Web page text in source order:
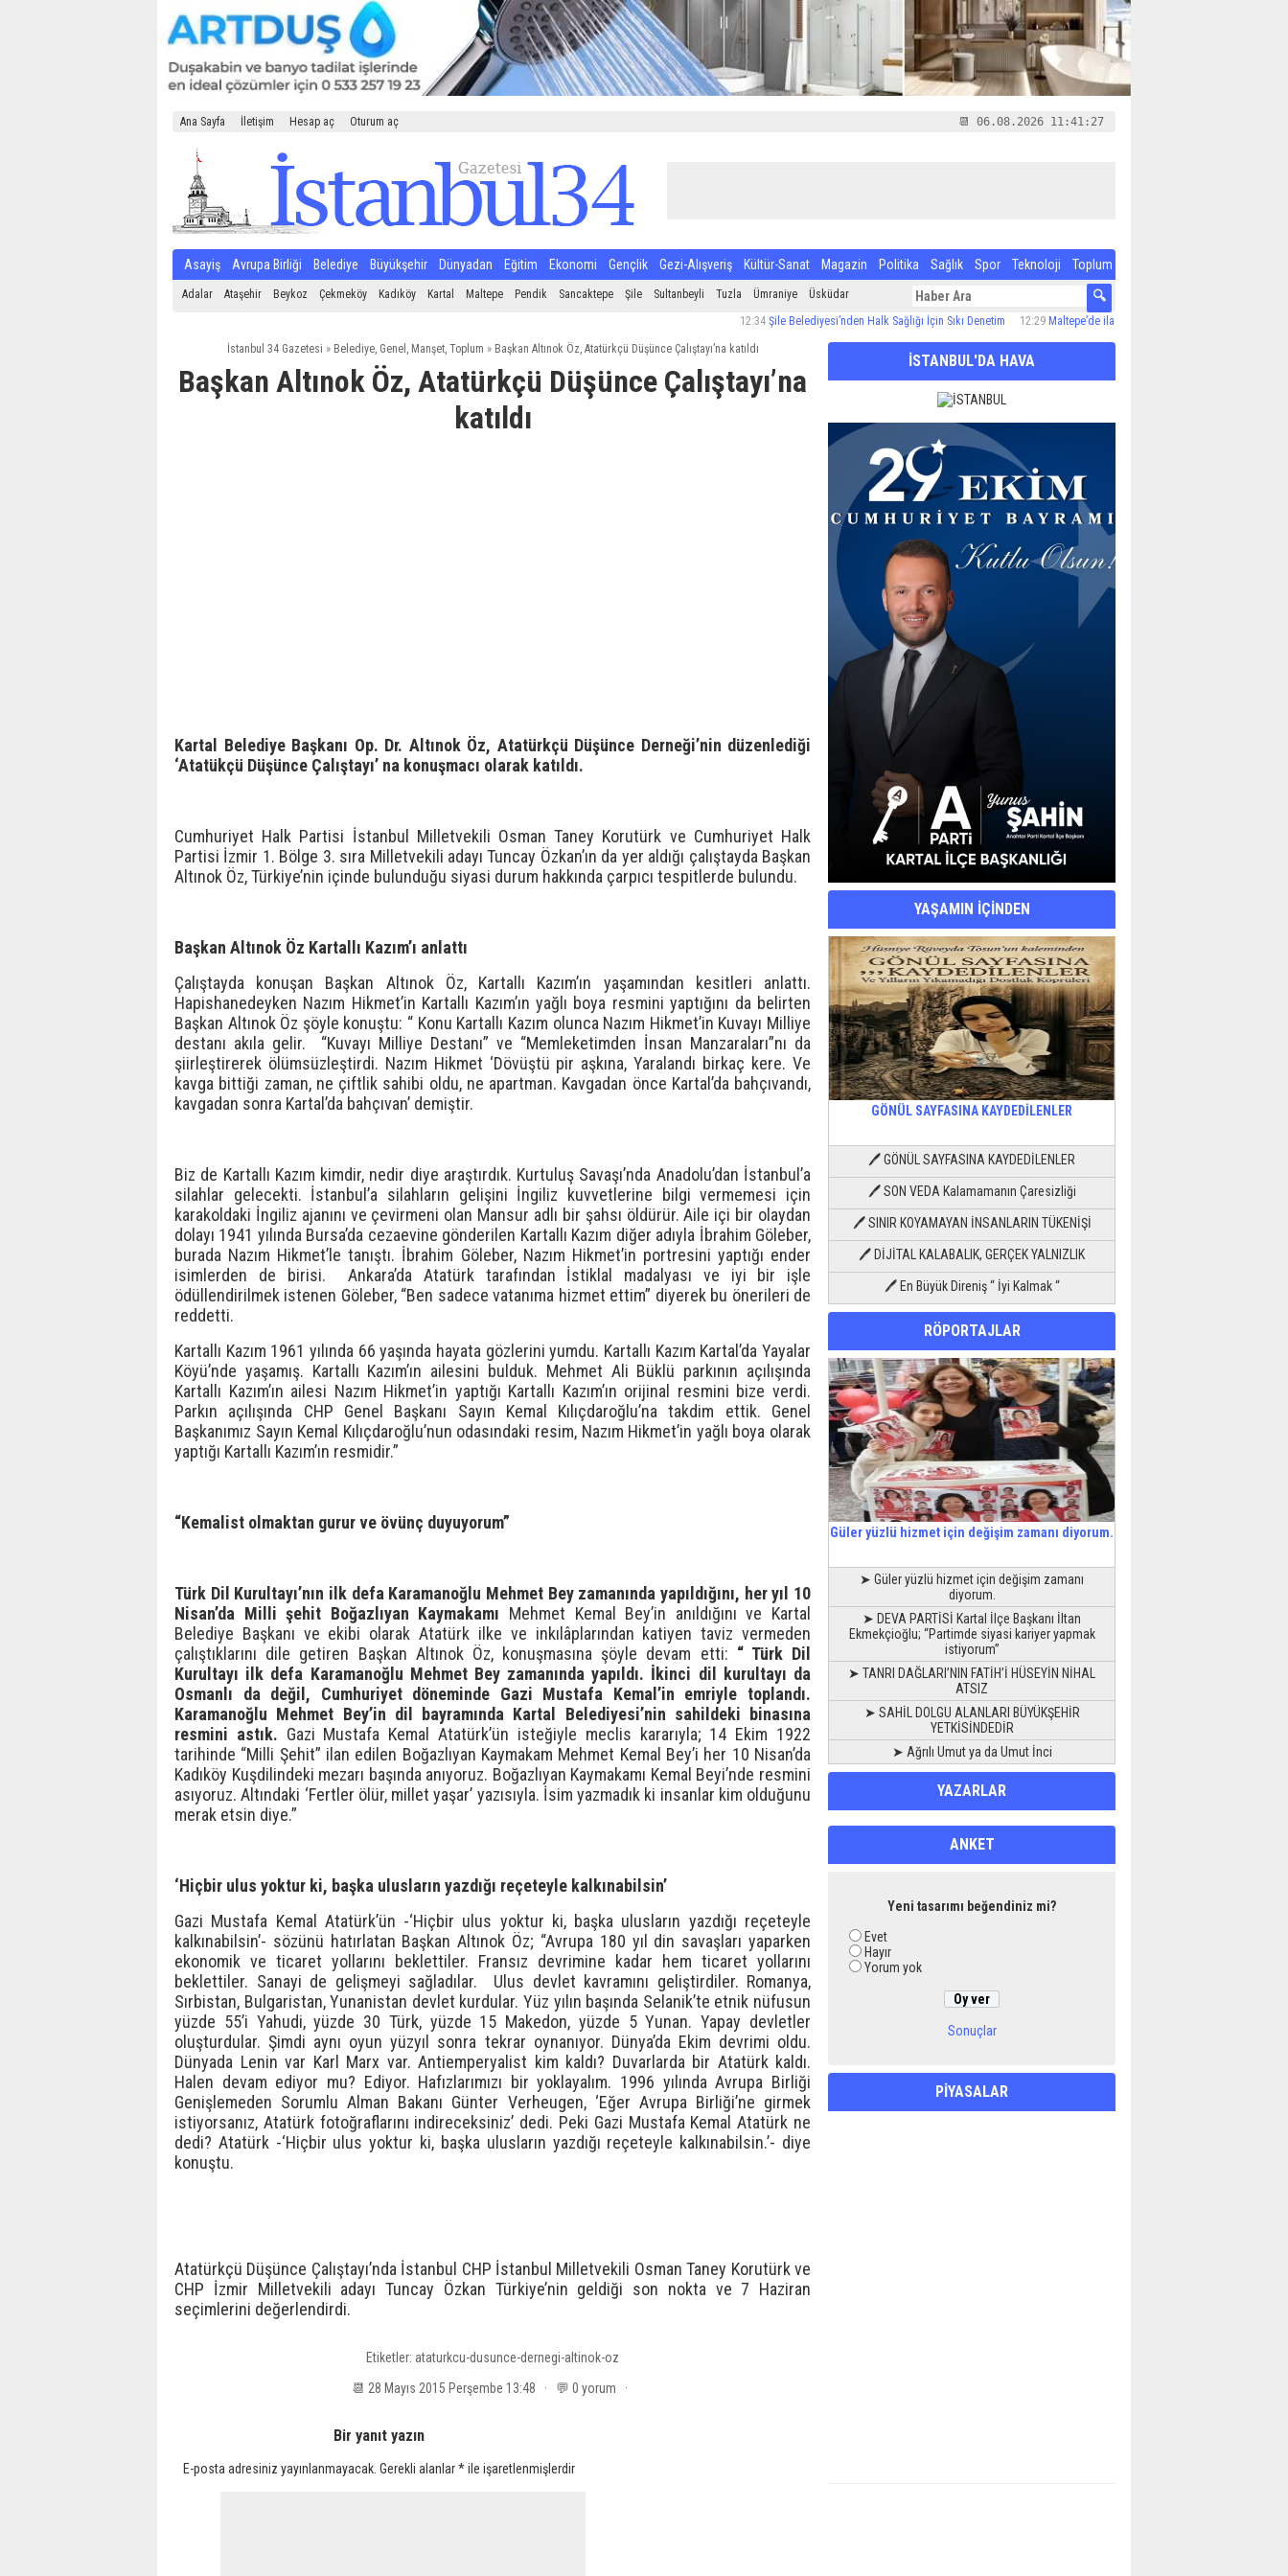
Ana Sayfa İletişim Hesap aç Oturum aç 📆 06.08.2026 11:41:28
Asayiş Avrupa Birliği Belediye Büyükşehir Dünyadan Eğitim Ekonomi Gençlik Gezi-Alışveriş Kültür-Sanat Magazin Politika Sağlık Spor Teknoloji Toplum
Adalar Ataşehir Beykoz Çekmeköy Kadıköy Kartal Maltepe Pendik Sancaktepe Şile Sultanbeyli Tuzla Ümraniye
Üsküdar
Şile Belediyesi’nden Halk Sağlığı İçin Sıkı Denetim 12:29 Maltepe’de ilaçlama çalışmaları sürüyor
İstanbul 34 Gazetesi » Belediye, Genel , Manşet, Toplum »Başkan Altınok Öz, Atatürkçü Düşünce Çalıştayı’na katıldı
Başkan Altınok Öz, Atatürkçü Düşünce Çalıştayı’na
katıldı
Kartal Belediye Başkanı Op. Dr. Altınok Öz, Atatürkçü Düşünce Derneği’nin düzenlediği
‘Atatükçü Düşünce Çalıştayı’ na konuşmacı olarak katıldı.
Cumhuriyet Halk Partisi İstanbul Milletvekili Osman Taney Korutürk ve Cumhuriyet Halk
Partisi İzmir 1. Bölge 3. sıra Milletvekili adayı Tuncay Özkan’ın da yer aldığı çalıştayda Başkan
Altınok Öz, Türkiye’nin içinde bulunduğu siyasi durum hakkında çarpıcı tespitlerde bulundu.
Başkan Altınok Öz Kartallı Kazım’ı anlattı
Çalıştayda konuşan Başkan Altınok Öz, Kartallı Kazım’ın yaşamından kesitleri anlattı.
Hapishanedeyken Nazım Hikmet’in Kartallı Kazım’ın yağlı boya resmini yaptığını da belirten
Başkan Altınok Öz şöyle konuştu: “ Konu Kartallı Kazım olunca Nazım Hikmet’in Kuvayı Milliye
destanı akıla gelir. “Kuvayı Milliye Destanı” ve “Memleketimden İnsan Manzaraları”nı da
şiirleştirerek ölümsüzleştirdi. Nazım Hikmet ‘Dövüştü pir aşkına, Yaralandı birkaç kere. Ve
kavga bittiği zaman, ne çiftlik sahibi oldu, ne apartman. Kavgadan önce Kartal’da bahçıvandı,
kavgadan sonra Kartal’da bahçıvan’ demiştir.
Biz de Kartallı Kazım kimdir, nedir diye araştırdık. Kurtuluş Savaşı’nda Anadolu’dan İstanbul’a
silahlar gelecekti. İstanbul’a silahların gelişini İngiliz kuvvetlerine bilgi vermemesi için
karakoldaki İngiliz ajanını ve çevirmeni olan Mansur adlı bir şahsı öldürür. Aile içi bir olaydan
dolayı 1941 yılında Bursa’da cezaevine gönderilen Kartallı Kazım diğer adıyla İbrahim Göleber,
burada Nazım Hikmet’le tanıştı. İbrahim Göleber, Nazım Hikmet’in portresini yaptığı ender
isimlerden de birisi. Ankara’da Atatürk tarafından İstiklal madalyası ve iyi bir işle
ödüllendirilmek istenen Göleber, “Ben sadece vatanıma hizmet ettim” diyerek bu önerileri de
reddetti.
Kartallı Kazım 1961 yılında 66 yaşında hayata gözlerini yumdu. Kartallı Kazım Kartal’da Yayalar
Köyü’nde yaşamış. Kartallı Kazım’ın ailesini bulduk. Mehmet Ali Büklü parkının açılışında
Kartallı Kazım’ın ailesi Nazım Hikmet’in yaptığı Kartallı Kazım’ın orijinal resmini bize verdi.
Parkın açılışında CHP Genel Başkanı Sayın Kemal Kılıçdaroğlu’na takdim ettik. Genel
Başkanımız Sayın Kemal Kılıçdaroğlu’nun odasındaki resim, Nazım Hikmet’in yağlı boya olarak
yaptığı Kartallı Kazım’ın resmidir.”
“Kemalist olmaktan gurur ve övünç duyuyorum”
Türk Dil Kurultayı’nın ilk defa Karamanoğlu Mehmet Bey zamanında yapıldığını, her yıl 10
Nisan’da Milli şehit Boğazlıyan Kaymakamı Mehmet Kemal Bey’in anıldığını ve Kartal
Belediye Başkanı ve ekibi olarak Atatürk ilke ve inkılâplarından katiyen taviz vermeden
çalıştıklarını dile getiren Başkan Altınok Öz, konuşmasına şöyle devam etti: “ Türk Dil
Kurultayı ilk defa Karamanoğlu Mehmet Bey zamanında yapıldı. İkinci dil kurultayı da
Osmanlı da değil, Cumhuriyet döneminde Gazi Mustafa Kemal’in emriyle toplandı.
Karamanoğlu Mehmet Bey’in dil bayramında Kartal Belediyesi’nin sahildeki binasına
resmini astık. Gazi Mustafa Kemal Atatürk’ün isteğiyle meclis kararıyla; 14 Ekim 1922
tarihinde “Milli Şehit” ilan edilen Boğazlıyan Kaymakam Mehmet Kemal Bey’i her 10 Nisan’da
Kadıköy Kuşdilindeki mezarı başında anıyoruz. Boğazlıyan Kaymakamı Kemal Beyi’nde resmini
asıyoruz. Altındaki ‘Fertler ölür, millet yaşar’ yazısıyla. İsim yazmadık ki insanlar kim olduğunu
merak etsin diye.”
‘Hiçbir ulus yoktur ki, başka ulusların yazdığı reçeteyle kalkınabilsin’
Gazi Mustafa Kemal Atatürk’ün -‘Hiçbir ulus yoktur ki, başka ulusların yazdığı reçeteyle
kalkınabilsin’- sözünü hatırlatan Başkan Altınok Öz; “Avrupa 180 yıl din savaşları yaparken
ekonomik ve ticaret yollarını beklettiler. Fransız devrimine kadar hem ticaret yollarını
beklettiler. Sanayi de gelişmeyi sağladılar. Ulus devlet kavramını geliştirdiler. Romanya,
Sırbistan, Bulgaristan, Yunanistan devlet kurdular. Yüz yılın başında Selanik’te etnik nüfusun
yüzde 55’i Yahudi, yüzde 30 Türk, yüzde 15 Makedon, yüzde 5 Yunan. Yapay devletler
oluşturdular. Şimdi aynı oyun yüzyıl sonra tekrar oynanıyor. Dünya’da Ekim devrimi oldu.
Dünyada Lenin var Karl Marx var. Antiemperyalist kim kaldı? Duvarlarda bir Atatürk kaldı.
Halen devam ediyor mu? Ediyor. Hafızlarımızı bir yoklayalım. 1996 yılında Avrupa Birliği
Genişlemeden Sorumlu Alman Bakanı Günter Verheugen, ‘Eğer Avrupa Birliği’ne girmek
istiyorsanız, Atatürk fotoğraflarını indireceksiniz’ dedi. Peki Gazi Mustafa Kemal Atatürk ne
dedi? Atatürk -‘Hiçbir ulus yoktur ki, başka ulusların yazdığı reçeteyle kalkınabilsin.’- diye
konuştu.
Atatürkçü Düşünce Çalıştayı’nda İstanbul CHP İstanbul Milletvekili Osman Taney Korutürk ve
CHP İzmir Milletvekili adayı Tuncay Özkan Türkiye’nin geldiği son nokta ve 7 Haziran
seçimlerini değerlendirdi.
Etiketler: ataturkcu-dusunce-dernegi-altinok-oz
📆 28 Mayıs 2015 Perşembe 13:48 · 💬 0 yorum ·
Bir yanıt yazın
E-posta adresiniz yayınlanmayacak. Gerekli alanlar*ile işaretlenmişlerdir
İSTANBUL'DA HAVA
YAŞAMIN İÇİNDEN
GÖNÜL SAYFASINA KAYDEDİLENLER
🖊 GÖNÜL SAYFASINA KAYDEDİLENLER
🖊 SON VEDA Kalamamanın Çaresizliği
🖊 SINIR KOYAMAYAN İNSANLARIN TÜKENİŞİ
🖊 DİJİTAL KALABALIK, GERÇEK YALNIZLIK
🖊 En Büyük Direniş “ İyi Kalmak “
RÖPORTAJLAR
Güler yüzlü hizmet için değişim zamanı diyorum.
➤ Güler yüzlü hizmet için değişim zamanı
diyorum.
➤ DEVA PARTİSİ Kartal İlçe Başkanı İltan
Ekmekçioğlu; “Partimde siyasi kariyer yapmak
istiyorum”
➤ TANRI DAĞLARI’NIN FATİH’İ HÜSEYİN NİHAL
ATSIZ
➤ SAHİL DOLGU ALANLARI BÜYÜKŞEHİR
YETKİSİNDEDİR
➤ Ağrılı Umut ya da Umut İnci
YAZARLAR
ANKET
Yeni tasarımı beğendiniz mi?
Evet
Hayır
Yorum yok
Sonuçlar
PİYASALAR